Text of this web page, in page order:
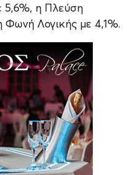
5,6%, η Πλεύση
Φωνή Λογικής με 4,1%.